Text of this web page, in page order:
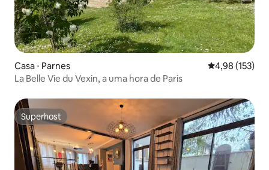
Casa ⋅ Parnes 4,98 de uma
4,98 (153)
La Belle Vie du Vexin, a uma hora de Paris
Superhost
Superhost